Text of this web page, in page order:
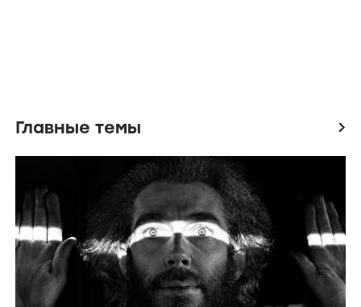
Главные темы icon